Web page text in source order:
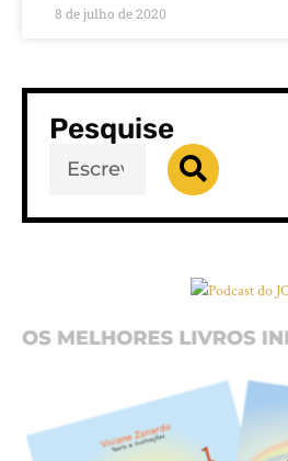
8 de julho de 2020
Pesquise